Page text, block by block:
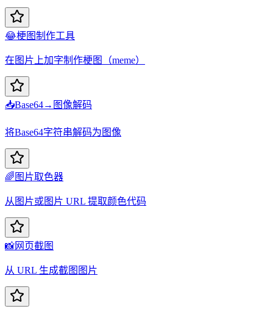
😂梗图制作工具
在图片上加字制作梗图（meme）
📥Base64→图像解码
将Base64字符串解码为图像
🌈 图片取色器
从图片或图片 URL 提取颜色代码
📸网页截图
从 URL 生成截图图片